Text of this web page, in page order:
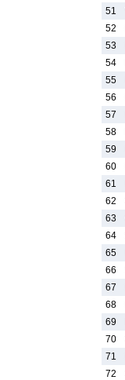
51
52
53
54
55
56
57
58
59
60
61
62
63
64
65
66
67
68
69
70
71
72